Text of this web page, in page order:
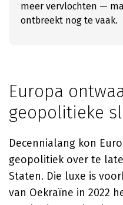
meer vervlochten —
ontbreekt nog te vaak.
Europa
geopolitieke
Decennialang kon
geopolitiek over te
Staten. Die luxe is
van Oekraïne in 2022